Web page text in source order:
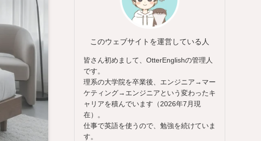
このウェブサイトを運営している人
皆さん初めまして、OtterEnglishの管理人
です。
理系の大学院を卒業後、エンジニア→マー
ケティング→エンジニアという変わったキ
ャリアを積んでいます（2026年7月現
在）。
仕事で英語を使うので、勉強を続けていま
す。